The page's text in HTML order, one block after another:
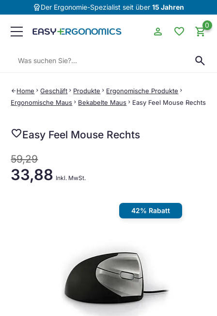
editor_choiceDer Ergonomie-Spezialist seit über 15 Jahren
search
person favorite 0
shopping_cart
arrow_back Home chevron_rightGeschäft chevron_right Produkte chevron_right Ergonomische Produkte chevron_right
Ergonomische Maus chevron_right Bekabelte Maus chevron_right Easy Feel Mouse Rechts
42% Rabatt
favoriteEasy Feel Mouse Rechts
59,29
33,88 Inkl. MwSt.